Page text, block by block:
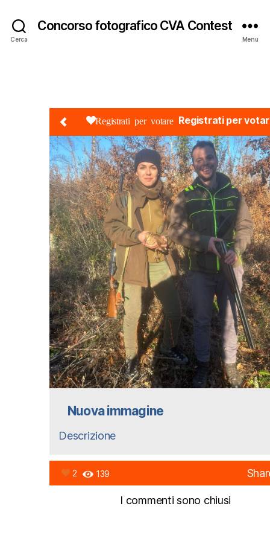
Cerca
Concorso fotografico CVA Contest
Menu
Registrati per votare Registrati per
Nuova immagine
Descrizione
2 139
I commenti sono chiusi